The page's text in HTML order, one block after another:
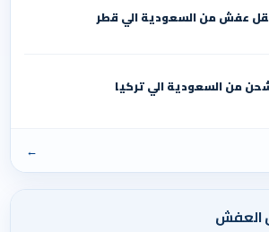
عفش من السعودية الي قطر
من السعودية الي تركيا
←
العفش